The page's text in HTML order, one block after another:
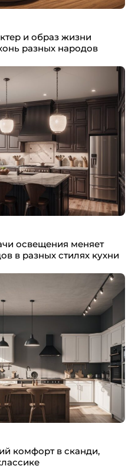
и образ жизни
разных народов
освещения меняет
в разных стилях кухни
комфорт в сканди,